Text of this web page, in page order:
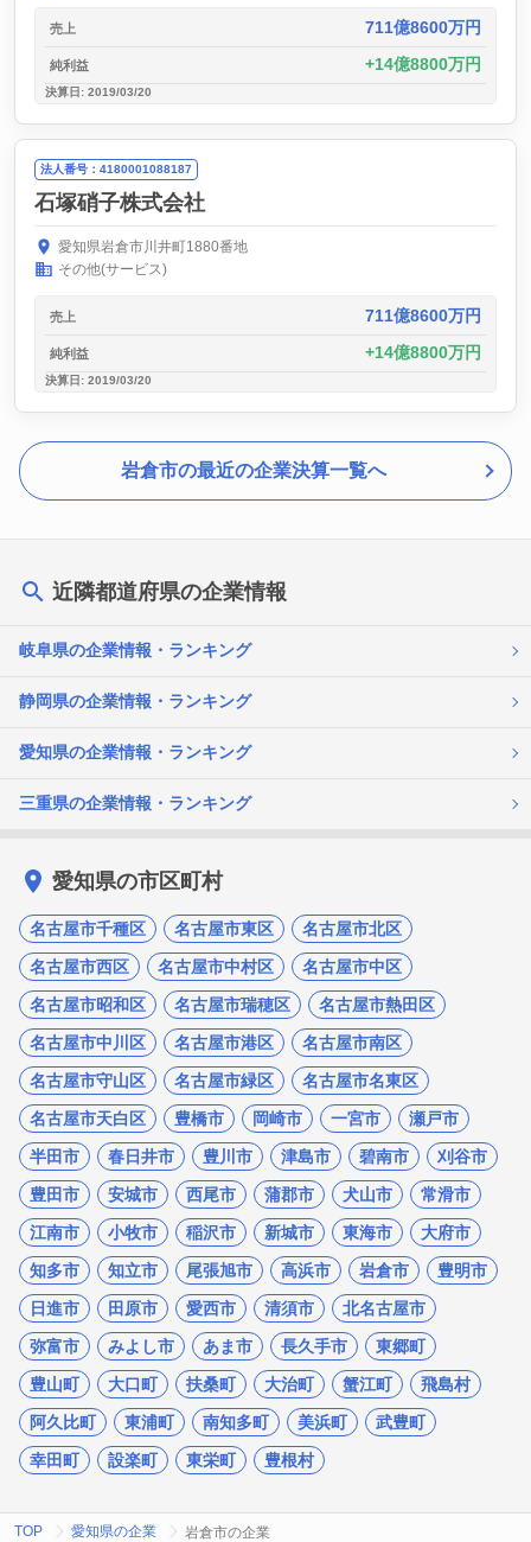
売上 711億8600万円
純利益 14億8800万円
決算日: 2019/03/20
法人番号：4180001088187
石塚硝子株式会社
愛知県岩倉市川井町1880番地
その他(サービス)
売上 711億8600万円
純利益 14億8800万円
決算日: 2019/03/20
岩倉市の最近の企業決算一覧へ
近隣都道府県の企業情報
岐阜県の企業情報・ランキング
静岡県の企業情報・ランキング
愛知県の企業情報・ランキング
三重県の企業情報・ランキング
愛知県の市区町村
名古屋市千種区 名古屋市東区
名古屋市北区
名古屋市西区
名古屋市中村区
名古屋市中区
名古屋市昭和区
名古屋市瑞穂区
名古屋市熱田区
名古屋市中川区
名古屋市港区
名古屋市南区
名古屋市守山区
名古屋市緑区
名古屋市名東区
名古屋市天白区
豊橋市 岡崎市 一宮市
瀬戸市
半田市
春日井市 豊川市 津島市 碧南市
刈谷市
豊田市
安城市 西尾市 蒲郡市 犬山市
常滑市
江南市
小牧市 稲沢市 新城市 東海市
大府市
知多市
知立市 尾張旭市 高浜市 岩倉市
豊明市
日進市
田原市 愛西市 清須市
北名古屋市
弥富市
みよし市 あま市 長久手市
東郷町
豊山町
大口町 扶桑町 大治町 蟹江町
飛島村
阿久比町
東浦町 南知多町 美浜町
武豊町
幸田町
設楽町 東栄町 豊根村
TOP 愛知県の企業 岩倉市の企業